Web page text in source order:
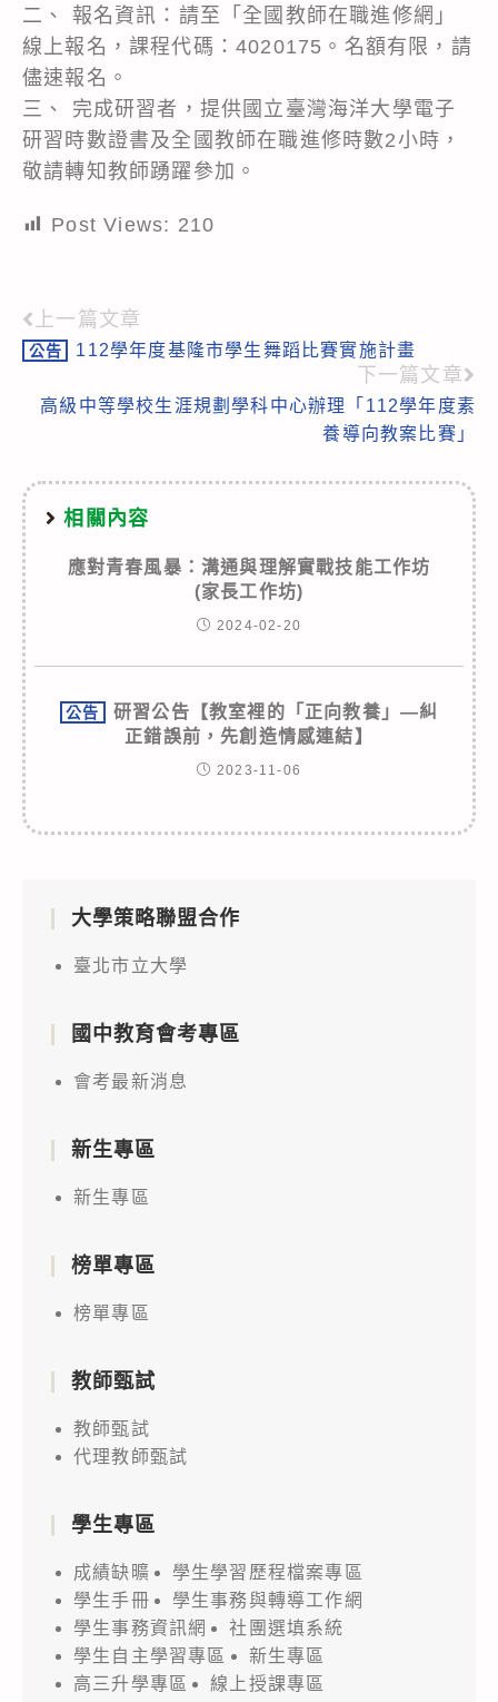
二、 報名資訊：請至「全國教師在職進修網」
線上報名，課程代碼：4020175。名額有限，請
儘速報名。
三、 完成研習者，提供國立臺灣海洋大學電子
研習時數證書及全國教師在職進修時數2小時，
敬請轉知教師踴躍參加。
Post Views: 210
Read
more
articles
上一篇文章
公告 112學年度基隆市學生舞蹈比賽實施計畫
下一篇文章
高級中等學校生涯規劃學科中心辦理「112學年度素
養導向教案比賽」
相關內容
應對青春風暴：溝通與理解實戰技能工作坊
(家長工作坊)
2024-02-20
公告
研習公告【教室裡的「正向教養」—糾
正錯誤前，先創造情感連結】
2023-11-06
大學策略聯盟合作
臺北市立大學
國中教育會考專區
會考最新消息
新生專區
新生專區
榜單專區
榜單專區
教師甄試
教師甄試
代理教師甄試
學生專區
成績缺曠
學生學習歷程檔案專區
學生手冊
學生事務與轉導工作網
學生事務資訊網
社團選填系統
學生自主學習專區
新生專區
高三升學專區
線上授課專區